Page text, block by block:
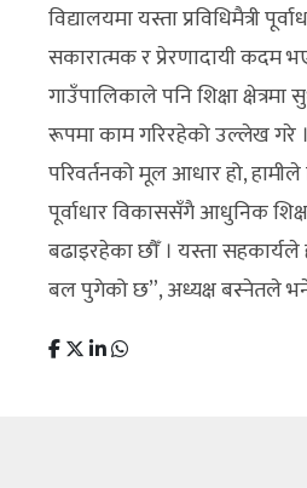
विद्यालयमा यस्ता प्रविधिमैत्री
सकारात्मक र प्रेरणादायी कदम
गाउँपालिकाले पनि शिक्षा
रूपमा काम गरिरहेको उल्लेख गरे
परिवर्तनको मूल आधार हो,
पूर्वाधार विकाससँगै आधुनिक
बढाइरहेका छौँ । यस्ता सहकार्यले
बल पुगेको छ”, अध्यक्ष बस्नेतले